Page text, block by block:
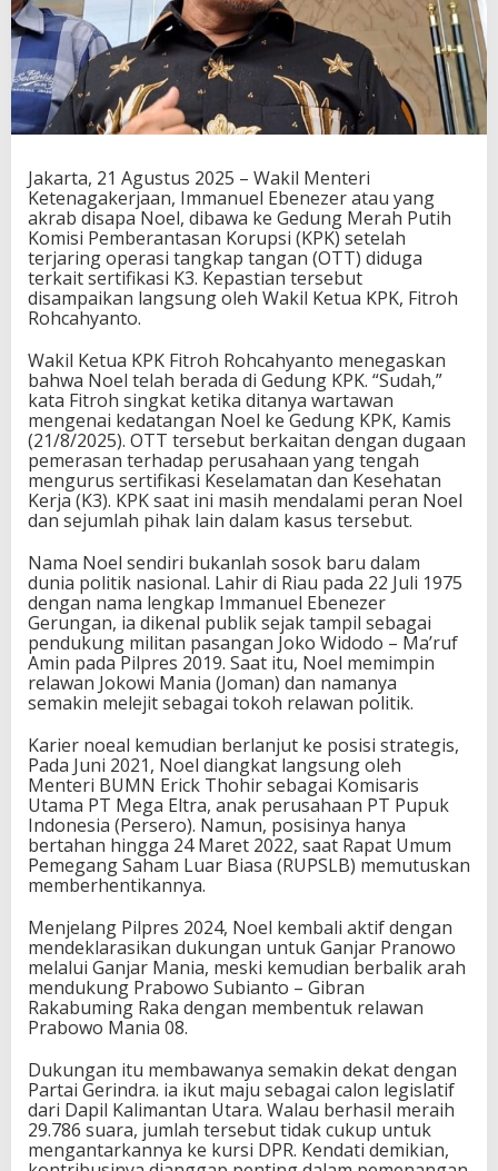
T
e
r
k
a
i
t
a
s
u
s
P
e
m
e
a
s
a
n
Jakarta, 21 Agustus 2025 – Wakil Menteri
Ketenagakerjaan, Immanuel Ebenezer atau yang
akrab disapa Noel, dibawa ke Gedung Merah Putih
Komisi Pemberantasan Korupsi (KPK) setelah
terjaring operasi tangkap tangan (OTT) diduga
terkait sertifikasi K3. Kepastian tersebut
disampaikan langsung oleh Wakil Ketua KPK, Fitroh
Rohcahyanto.
Wakil Ketua KPK Fitroh Rohcahyanto menegaskan
bahwa Noel telah berada di Gedung KPK. “Sudah,”
kata Fitroh singkat ketika ditanya wartawan
mengenai kedatangan Noel ke Gedung KPK, Kamis
(21/8/2025). OTT tersebut berkaitan dengan dugaan
pemerasan terhadap perusahaan yang tengah
mengurus sertifikasi Keselamatan dan Kesehatan
Kerja (K3). KPK saat ini masih mendalami peran Noel
dan sejumlah pihak lain dalam kasus tersebut.
Nama Noel sendiri bukanlah sosok baru dalam
dunia politik nasional. Lahir di Riau pada 22 Juli 1975
dengan nama lengkap Immanuel Ebenezer
Gerungan, ia dikenal publik sejak tampil sebagai
pendukung militan pasangan Joko Widodo – Ma’ruf
Amin pada Pilpres 2019. Saat itu, Noel memimpin
relawan Jokowi Mania (Joman) dan namanya
semakin melejit sebagai tokoh relawan politik.
Karier noeal kemudian berlanjut ke posisi strategis,
Pada Juni 2021, Noel diangkat langsung oleh
Menteri BUMN Erick Thohir sebagai Komisaris
Utama PT Mega Eltra, anak perusahaan PT Pupuk
Indonesia (Persero). Namun, posisinya hanya
bertahan hingga 24 Maret 2022, saat Rapat Umum
Pemegang Saham Luar Biasa (RUPSLB) memutuskan
memberhentikannya.
Menjelang Pilpres 2024, Noel kembali aktif dengan
mendeklarasikan dukungan untuk Ganjar Pranowo
melalui Ganjar Mania, meski kemudian berbalik arah
mendukung Prabowo Subianto – Gibran
Rakabuming Raka dengan membentuk relawan
Prabowo Mania 08.
Dukungan itu membawanya semakin dekat dengan
Partai Gerindra. ia ikut maju sebagai calon legislatif
dari Dapil Kalimantan Utara. Walau berhasil meraih
29.786 suara, jumlah tersebut tidak cukup untuk
mengantarkannya ke kursi DPR. Kendati demikian,